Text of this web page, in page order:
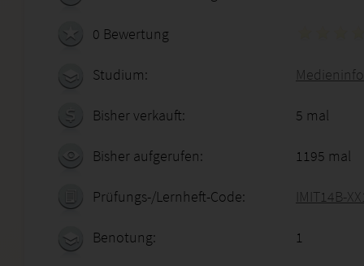
0 Bewertung
Studium:
Bisher verkauft: 5 mal
Bisher aufgerufen: 1195 mal
Prüfungs-/Lernheft-Code: IMIT14B-
Benotung: 1